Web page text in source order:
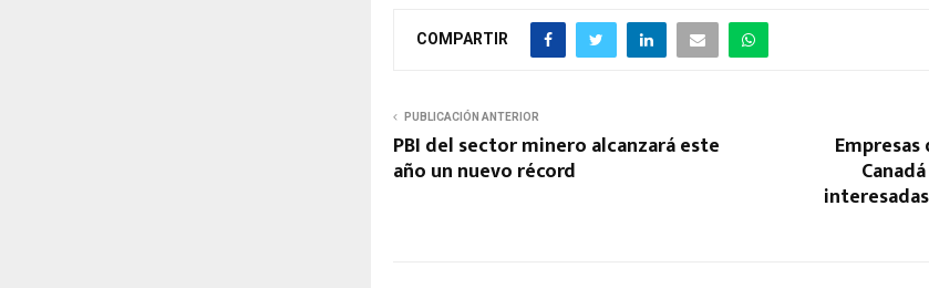
COMPARTIR
PUBLICACIÓN ANTERIOR
PBI del sector minero alcanzará este
año un nuevo récord